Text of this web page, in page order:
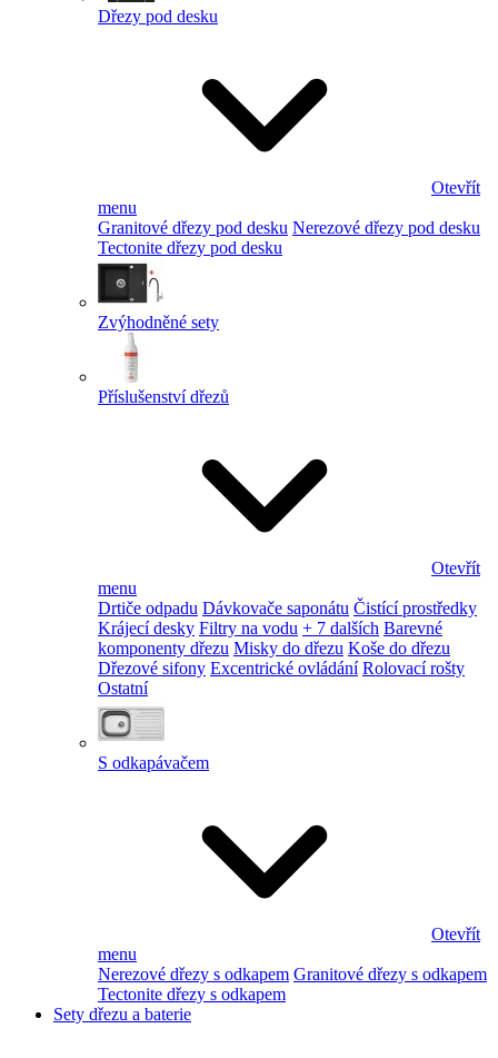
Dřezy pod desku
Otevřít
menu
Granitové dřezy pod desku Nerezové dřezy pod desku
Tectonite dřezy pod desku
Zvýhodněné sety
Příslušenství dřezů
Otevřít
menu
Drtiče odpadu Dávkovače saponátu Čistící prostředky
Krájecí desky Filtry na vodu + 7 dalších Barevné
komponenty dřezu Misky do dřezu Koše do dřezu
Dřezové sifony Excentrické ovládání Rolovací rošty
Ostatní
S odkapávačem
Otevřít
menu
Nerezové dřezy s odkapem Granitové dřezy s odkapem
Tectonite dřezy s odkapem
Sety dřezu a baterie